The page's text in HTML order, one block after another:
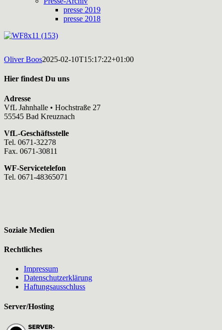
presse 2019
presse 2018
Oliver Boos2025-02-10T15:17:22+01:00
Hier findest Du uns
Adresse
VfL Jahnhalle • Hochstraße 27
55545 Bad Kreuznach
VfL-Geschäftsstelle
Tel. 0671-32278
Fax. 0671-30811
WF-Servicetelefon
Tel. 0671-48365071
Soziale Medien
Rechtliches
Impressum
Datenschutzerklärung
Haftungsausschluss
Server/Hosting